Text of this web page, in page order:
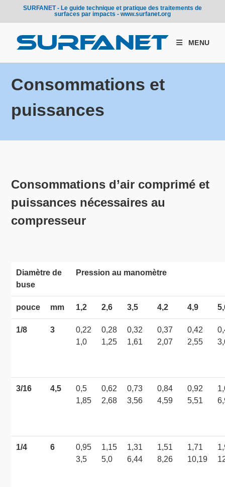
SURFANET - Le guide technique et pratique des traitements de
surfaces par impacts - www.surfanet.org
MENU
Consommations et
puissances
Consommations d’air comprimé et
puissances nécessaires au
compresseur
Diamètre de
buse
Pression au manomètre
pouce mm 1,2 2,6 3,5 4,2 4,9
1/8 3
0,22
1,0
0,28
1,25
0,32
1,61
0,37
2,07
0,42
2,55
3/16 4,5
0,5
1,85
0,62
2,68
0,73
3,56
0,84
4,59
0,92
5,51
1/4 6
0,95
3,5
1,15
5,0
1,31
6,44
1,51
8,26
1,71
10,19